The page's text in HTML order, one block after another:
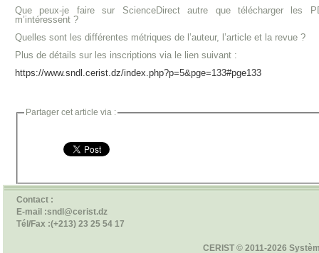
Que peux-je faire sur ScienceDirect autre que télécharger les
m’intéressent ?
Quelles sont les différentes métriques de l’auteur, l’article et la revue ?
Plus de détails sur les inscriptions via le lien suivant :
https://www.sndl.cerist.dz/index.php?p=5&pge=133#pge133
Partager cet article via :
Contact :
E-mail :sndl@cerist.dz
Tél/Fax :(+213) 23 25 54 17
CERIST © 2011-2026